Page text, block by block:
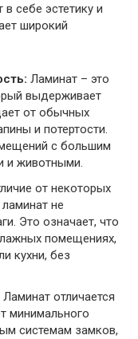
себе эстетику и
широкий
Ламинат – это
выдерживает
от обычных
и потертости.
с большим
и животными.
от некоторых
не
Это означает, что
помещениях,
кухни, без
Ламинат отличается
минимального
системам замков,